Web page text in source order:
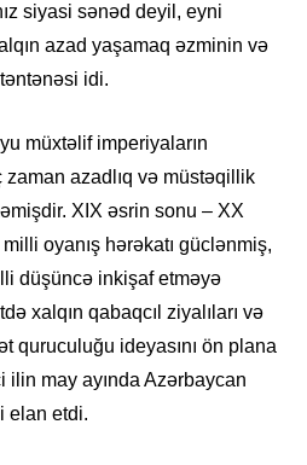
siyasi sənəd deyil, eyni
azad yaşamaq əzminin və
idi.
müxtəlif imperiyaların
azadlıq və müstəqillik
XIX əsrin sonu – XX
oyanış hərəkatı güclənmiş,
düşüncə inkişaf etməyə
xalqın qabaqcıl ziyalıları və
quruculuğu ideyasını ön plana
may ayında Azərbaycan
elan etdi.